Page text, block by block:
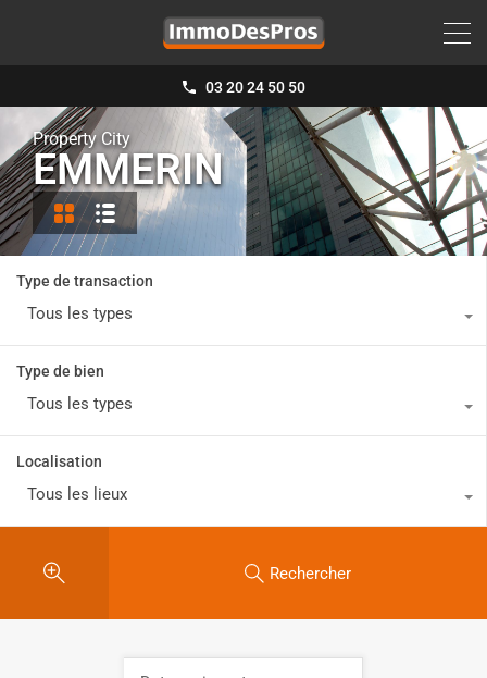
03 20 24 50 50
Property City
EMMERIN
Type de transaction
Tous les types
Type de bien
Tous les types
Localisation
Tous les lieux
Rechercher